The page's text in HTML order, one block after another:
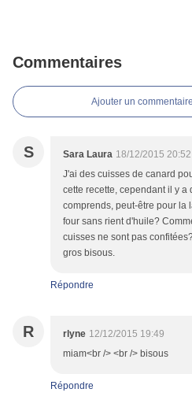
Commentaires
Ajouter un commentaire
S Sara Laura 18/12/2015 20:52
J'ai des cuisses de canard
cette recette, cependant il y a
comprends, peut-être pour la
four sans rient d'huile?
cuisses ne sont pas
gros bisous.
Répondre
R rlyne 12/12/2015 19:49
miam<br /> <br /> bisous
Répondre